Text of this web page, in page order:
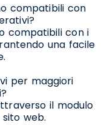
compatibili con
compatibili con i
una facile
per maggiori
il modulo
web.